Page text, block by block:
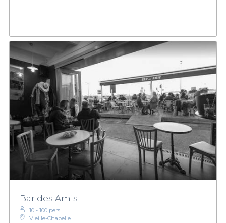
Bar des Amis
10 - 100 pers.
Vieille-Chapelle